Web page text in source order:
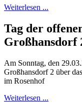
Weiterlesen ...
Tag der
Großhansdorf
Am Sonntag, den
Großhansdorf 2 über
im Rosenhof
Weiterlesen ...